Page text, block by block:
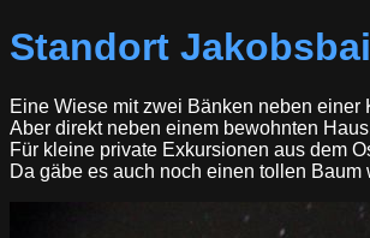
Standort
Eine Wiese mit zwei Bänken neben
Aber direkt neben einem bewohnten
Für kleine private Exkursionen aus dem
Da gäbe es auch noch einen tollen Baum